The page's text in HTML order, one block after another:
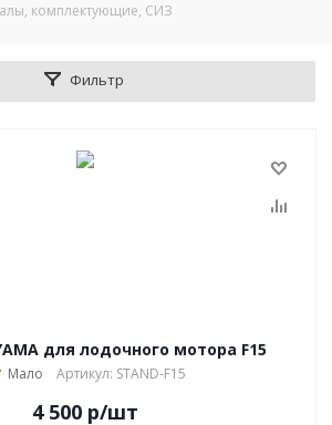
комплектующие, СИЗ
Фильтр
для лодочного мотора F15
Мало Артикул: STAND-F15
4 500 р/шт